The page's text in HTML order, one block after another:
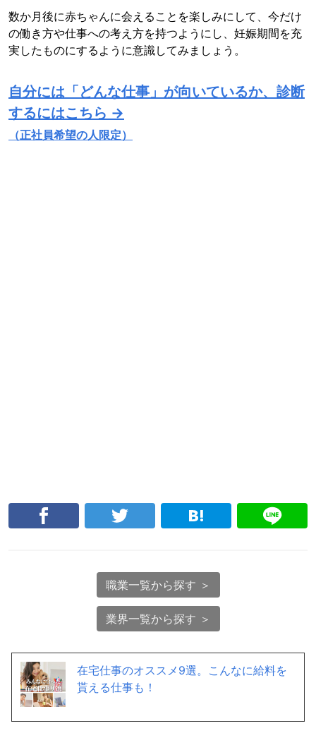
数か月後に赤ちゃんに会えることを楽しみにして、今だけ
の働き方や仕事への考え方を持つようにし、妊娠期間を充
実したものにするように意識してみましょう。
自分には「どんな仕事」が向いているか、診断
するにはこちら →
（正社員希望の人限定）
職業一覧から探す ＞
業界一覧から探す ＞
在宅仕事のオススメ9選。こんなに給料を
貰える仕事も！